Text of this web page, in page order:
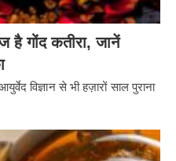
है गोंद कतीरा, जानें
विज्ञान से भी हज़ारों साल पुराना